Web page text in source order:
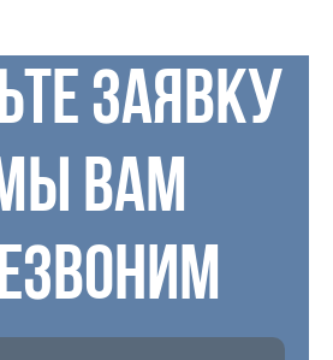
ЗАЯВКУ
ВАМ